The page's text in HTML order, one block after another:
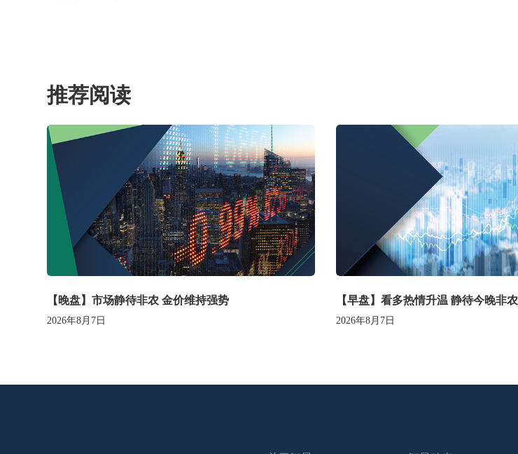
推荐阅读
【晚盘】市场静待非农 金价维持强势
2026年8月7日
【早盘】看多热情升温 静待今晚非农
2026年8月7日